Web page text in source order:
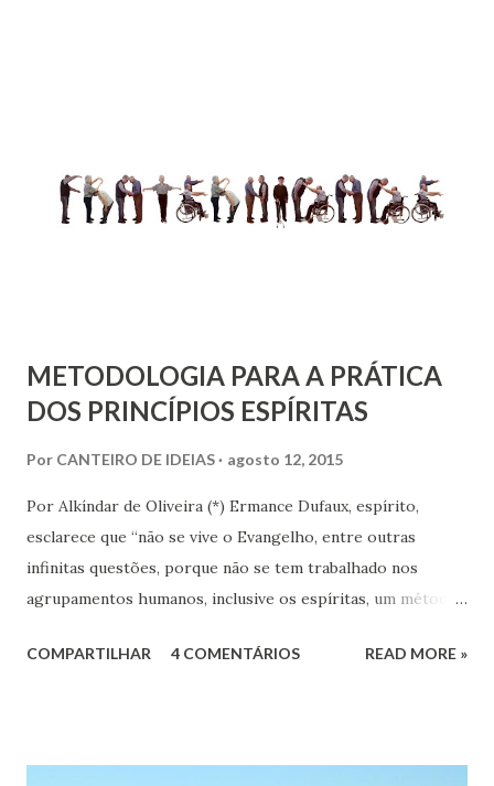
que desenvolveram a Síndrome de Burnout decorrente do
esgotamento, angústia e incapacidade perante a falta de
METODOLOGIA PARA A PRÁTICA
DOS PRINCÍPIOS ESPÍRITAS
Por CANTEIRO DE IDEIAS agosto 12, 2015
Por Alkíndar de Oliveira (*) Ermance Dufaux, espírito,
esclarece que “não se vive o Evangelho, entre outras
infinitas questões, porque não se tem trabalhado nos
agrupamentos humanos, inclusive os espíritas, um método
a alma em aprendizado.” (1) Esta especial educadora insere
COMPARTILHAR 4 COMENTÁRIOS READ MORE »